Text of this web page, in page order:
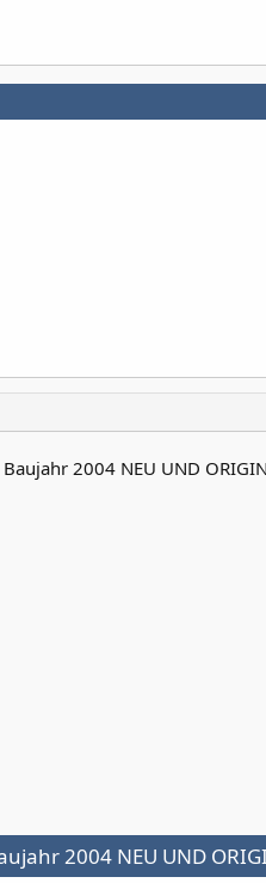
2004 NEU UND
2004 NEU UND